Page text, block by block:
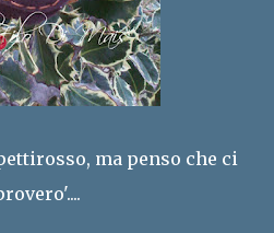
ma penso che ci